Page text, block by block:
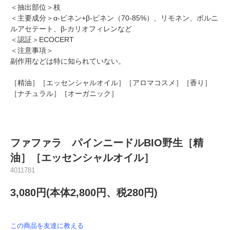
＜抽出部位＞枝
＜主要成分＞α-ピネン+β-ピネン（70-85%）、リモネン、ボルニ
ルアセテート、β-カリオフィレンなど
＜認証＞ECOCERT
＜注意事項＞
副作用などは特に知られていない。
［精油］［エッセンシャルオイル］［アロマコスメ］［香り］
［ナチュラル］［オーガニック］
ファファラ パインニードルBIO野生［精
油］［エッセンシャルオイル］
4011781
3,080円(本体2,800円、税280円)
この商品を友達に教える